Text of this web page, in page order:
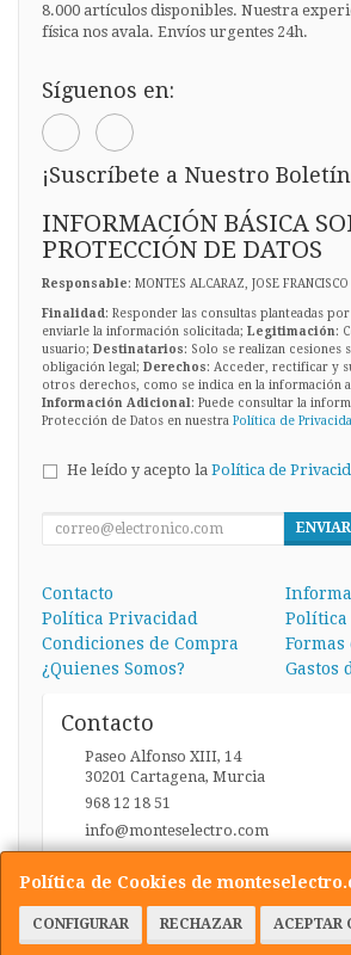
Política de Cookies de
CONFIGURAR RECHAZAR ACEPTAR
8.000 artículos disponibles. Nuestra
física nos avala. Envíos urgentes 24h.
Síguenos en:
¡Suscríbete a Nuestro
INFORMACIÓN BÁSICA
PROTECCIÓN DE DATOS
Responsable: MONTES ALCARAZ, JOSE FRANCISCO
Finalidad: Responder las consultas planteadas
enviarle la información solicitada; Legitimación:
usuario; Destinatarios: Solo se realizan cesiones
obligación legal; Derechos: Acceder, rectificar y
otros derechos, como se indica en la información
Información Adicional: Puede consultar la
Protección de Datos en nuestra Política de
He leído y acepto la Política de
ENVIAR
Contacto
Política Privacidad
Política
Condiciones de Compra
Formas
¿Quienes Somos?
Gastos
Contacto
Paseo Alfonso XIII, 14
30201 Cartagena, Murcia
968 12 18 51
info@monteselectro.com
Horario
Lunes a Viernes: 09:45-14:00 y 17:00-